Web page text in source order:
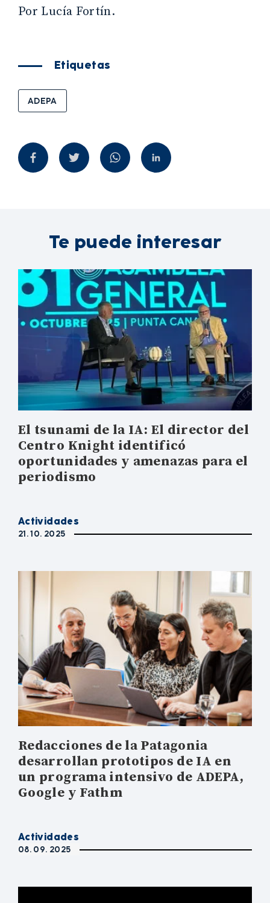
Por Lucía Fortín.
Etiquetas
ADEPA
Te puede interesar
El tsunami de la IA: El director del
Centro Knight identificó
oportunidades y amenazas para el
periodismo
Actividades
21. 10. 2025
Redacciones de la Patagonia
desarrollan prototipos de IA en
un programa intensivo de ADEPA,
Google y Fathm
Actividades
08. 09. 2025